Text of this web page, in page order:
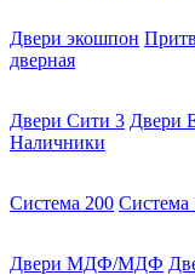
Двери экошпон
дверная
Двери Сити 3 Двери
Наличники
Система 200 Система
Двери МДФ/МДФ